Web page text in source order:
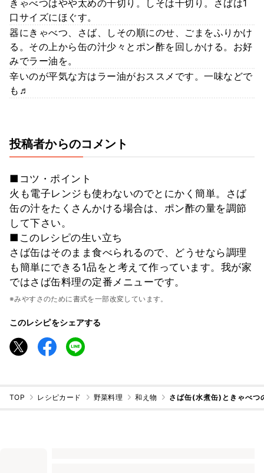
きゃべつはやや太めの千切り。しそは千切り。さばは1
口サイズにほぐす。
器にきゃべつ、さば、しその順にのせ、ごまをふりかけ
る。その上から缶の汁少々とポン酢を回しかける。お好
みでラー油を。
辛いのが平気な方はラー油がおススメです。一味などで
も♬
投稿者からのコメント
■コツ・ポイント
火も電子レンジも使わないのでとにかく簡単。さば
缶の汁をたくさんかける場合は、ポン酢の量を調節
して下さい。
■このレシピの生い立ち
さば缶はそのまま食べられるので、どうせなら調理
も簡単にできる1品をと考えて作っています。我が家
ではさば缶料理の定番メニューです。
※みやすさのために書式を一部改変しています。
このレシピをシェアする
TOP レシピカード 野菜料理 和え物 さば缶(水煮缶)ときゃべつ